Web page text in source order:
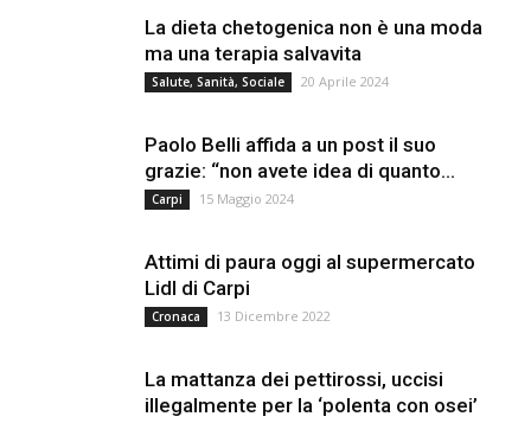
La dieta chetogenica non è una moda
ma una terapia salvavita
Salute, Sanità, Sociale 20 Aprile 2024
Paolo Belli affida a un post il suo
grazie: “non avete idea di quanto...
Carpi 15 Maggio 2024
Attimi di paura oggi al supermercato
Lidl di Carpi
Cronaca 13 Dicembre 2022
La mattanza dei pettirossi, uccisi
illegalmente per la ‘polenta con osei’